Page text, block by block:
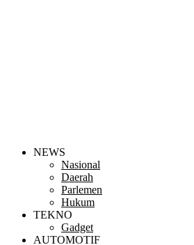
NEWS
Nasional
Daerah
Parlemen
Hukum
TEKNO
Gadget
AUTOMOTIF